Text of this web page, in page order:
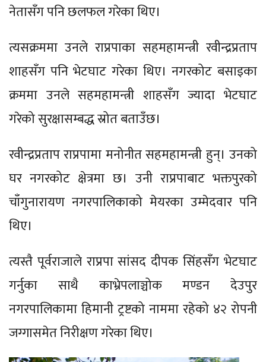
नेतासँग पनि छलफल गरेका थिए।
त्यसक्रममा उनले राप्रपाका सहमहामन्त्री रवीन्द्रप्रताप
शाहसँग पनि भेटघाट गरेका थिए। नगरकोट बसाइका
क्रममा उनले सहमहामन्त्री शाहसँग ज्यादा भेटघाट
गरेको सुरक्षासम्बद्ध स्रोत बताउँछ।
रवीन्द्रप्रताप राप्रपामा मनोनीत सहमहामन्त्री हुन्। उनको
घर नगरकोट क्षेत्रमा छ। उनी राप्रपाबाट भक्तपुरको
चाँगुनारायण नगरपालिकाको मेयरका उम्मेदवार पनि
थिए।
त्यस्तै पूर्वराजाले राप्रपा सांसद दीपक सिंहसँग भेटघाट
गर्नुका साथै काभ्रेपलाञ्चोक मण्डन देउपुर
नगरपालिकामा हिमानी ट्रष्टको नाममा रहेको ४२ रोपनी
जग्गासमेत निरीक्षण गरेका थिए।